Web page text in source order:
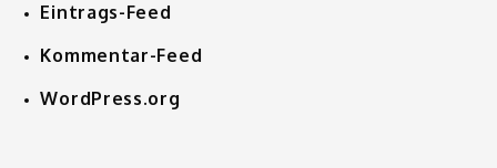
Eintrags-Feed
Kommentar-Feed
WordPress.org